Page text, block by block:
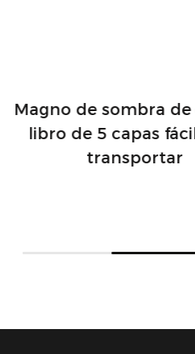
Magno de sombra de
libro de 5 capas
transportar